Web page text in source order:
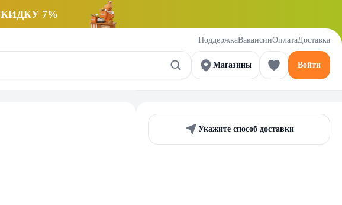
7%
ПоддержкаВакансииОплатаДоставка
Магазины Войти
Укажите способ доставки